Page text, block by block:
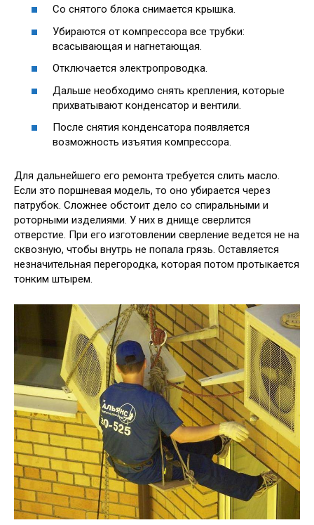
Со снятого блока снимается крышка.
Убираются от компрессора все трубки:
всасывающая и нагнетающая.
Отключается электропроводка.
Дальше необходимо снять крепления, которые
прихватывают конденсатор и вентили.
После снятия конденсатора появляется
возможность изъятия компрессора.
Для дальнейшего его ремонта требуется слить масло.
Если это поршневая модель, то оно убирается через
патрубок. Сложнее обстоит дело со спиральными и
роторными изделиями. У них в днище сверлится
отверстие. При его изготовлении сверление ведется не на
сквозную, чтобы внутрь не попала грязь. Оставляется
незначительная перегородка, которая потом протыкается
тонким штырем.